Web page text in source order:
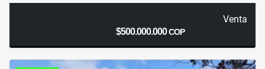
Venta
$500.000.000COP